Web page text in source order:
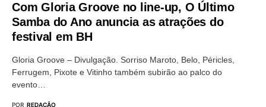
Com Gloria Groove no line-up, O Último
Samba do Ano anuncia as atrações do
festival em BH
Gloria Groove – Divulgação. Sorriso Maroto, Belo, Péricles,
Ferrugem, Pixote e Vitinho também subirão ao palco do
evento…
POR REDAÇÃO